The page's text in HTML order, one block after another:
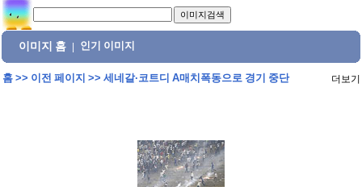
이미지 홈 인기 이미지
홈>> 이전 페이지 >> 세네갈·코트디 A매치폭동으로 경기 중단 더보기